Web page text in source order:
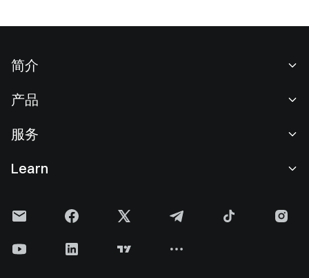
简介
新闻中心
Cookie 政策
产品
现货交易
理财中心
服务
费率标准
Learn
Gate 快讯